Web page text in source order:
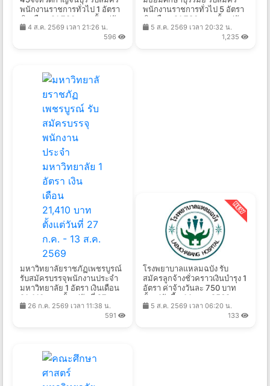
พนักงานราชการทั่วไป 1 อัตรา
เงินเดือน 21,780 บาท ตั้งแต่วัน
ที่ 10-17 ส.ค. 2569
4 ส.ค. 2569 เวลา 21:26 น.
596
พนักงานราชการทั่วไป 5 อัตรา
เงินเดือน 21,780 บาท ตั้งแต่วัน
ที่ 10-14 ส.ค. 2569
5 ส.ค. 2569 เวลา 20:32 น.
1,235
มหาวิทยาลัยราชภัฏเพชรบูรณ์
รับสมัครบรรจุพนักงานประจำ
มหาวิทยาลัย 1 อัตรา เงินเดือน
21,410 บาท ตั้งแต่วันที่ 27 ก.ค.
- 13 ส.ค. 2569
26 ก.ค. 2569 เวลา 11:38 น.
591
โรงพยาบาลแหลมฉบัง รับ
สมัครลูกจ้างชั่วคราวเงินบำรุง 1
อัตรา ค่าจ้างวันละ 750 บาท
ตั้งแต่บัดนี้ - 14 ส.ค. 2569
5 ส.ค. 2569 เวลา 06:20 น.
133